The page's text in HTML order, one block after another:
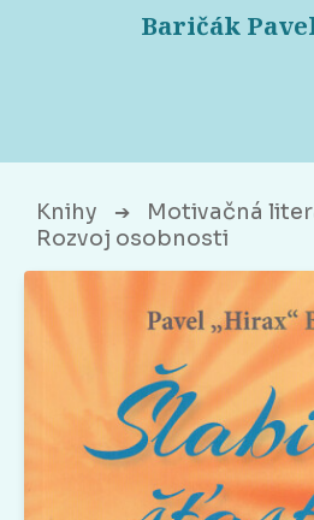
Baričák
Knihy ➔ Motivačná
Rozvoj osobnosti